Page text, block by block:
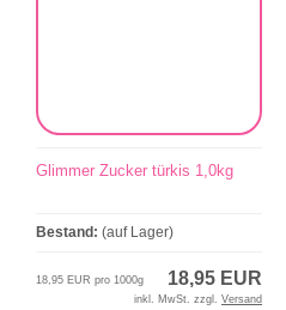
Glimmer Zucker türkis 1,0kg
Bestand: (auf Lager)
18,95 EUR
18,95 EUR pro 1000g
inkl. MwSt. zzgl. Versand